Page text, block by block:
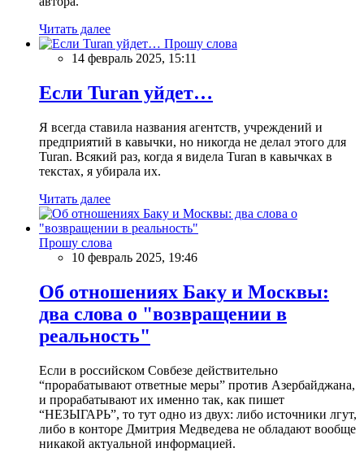
Читать далее
Прошу слова
14 февраль 2025, 15:11
Если Turan уйдет…
Я всегда ставила названия агентств, учреждений и
предприятий в кавычки, но никогда не делал этого для
Turan. Всякий раз, когда я видела Turan в кавычках в
текстах, я убирала их.
Читать далее
Прошу слова
10 февраль 2025, 19:46
Об отношениях Баку и Москвы:
два слова о "возвращении в
реальность"
Если в российском Совбезе действительно
“прорабатывают ответные меры” против Азербайджана,
и прорабатывают их именно так, как пишет
“НЕЗЫГАРЬ”, то тут одно из двух: либо источники лгут,
либо в конторе Дмитрия Медведева не обладают вообще
никакой актуальной информацией.